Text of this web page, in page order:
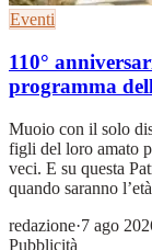
Eventi
110°
programma
Muoio con il solo
figli del loro amato
veci. E su questa
quando saranno
redazione·7 ago
Pubblicità